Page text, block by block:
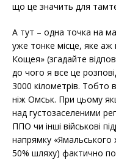
що це значить для
А тут – одна точка на
уже тонке місце, яке аж
Кощея» (згадайте
до чого я все це
3000 кілометрів. Тобто
ніж Омськ. При цьому
над густозаселеними
ППО чи інші військові
напрямку «Ямальського
50% шляху) фактично